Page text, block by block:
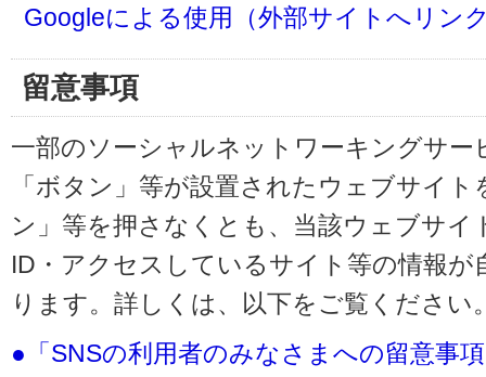
Googleによる使用（外部サイトへリン
留意事項
一部のソーシャルネットワーキングサー
「ボタン」等が設置されたウェブサイ
ン」等を押さなくとも、当該ウェブサイ
ID・アクセスしているサイト等の情報
ります。詳しくは、以下をご覧ください
●「SNSの利用者のみなさまへの留意事